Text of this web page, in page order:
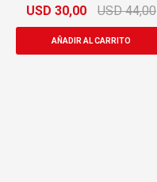
Ws027 700w
USD 30,00 USD 44,00